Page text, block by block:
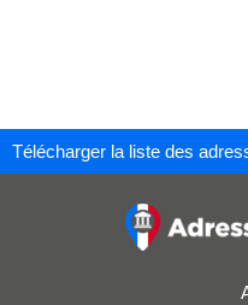
Télécharger la liste des